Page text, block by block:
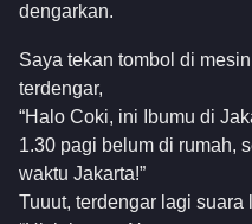
dengarkan.
Saya tekan tombol di
terdengar,
“Halo Coki, ini Ibumu di
1.30 pagi belum di rumah,
waktu Jakarta!”
Tuuut, terdengar lagi suara